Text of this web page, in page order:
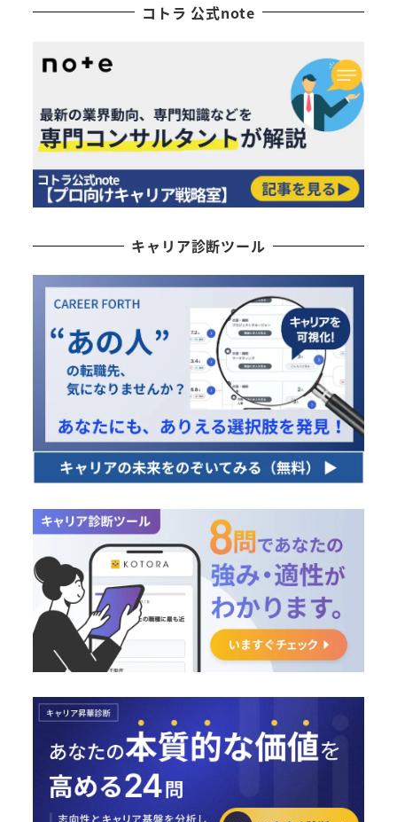
コトラ 公式note
キャリア診断ツール